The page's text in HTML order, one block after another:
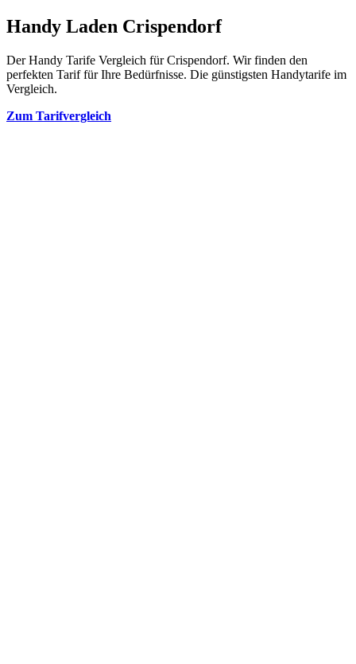
Handy Laden Crispendorf
Der Handy Tarife Vergleich für Crispendorf. Wir finden den
perfekten Tarif für Ihre Bedürfnisse. Die günstigsten Handytarife im
Vergleich.
Zum Tarifvergleich